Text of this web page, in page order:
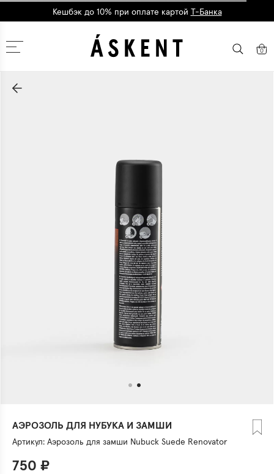
Кешбэк до 10% при оплате картой Т-Банка
Москва 0
АЭРОЗОЛЬ ДЛЯ НУБУКА И ЗАМШИ
Артикул: Аэрозоль для замши Nubuck Suede Renovator
750 ₽